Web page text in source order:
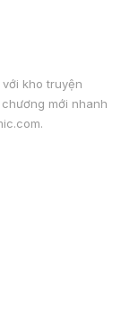
kho truyện
mới nhanh